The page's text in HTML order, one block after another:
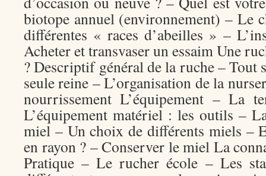
biotope annuel (environnement) – Le
différentes « races d’abeilles » –
Acheter et transvaser un essaim Une
? Descriptif général de la ruche – Tout
seule reine – L’organisation de la
nourrissement L’équipement – La
L’équipement matériel : les outils –
miel – Un choix de différents miels –
en rayon ? – Conserver le miel La
Pratique – Le rucher école – Les